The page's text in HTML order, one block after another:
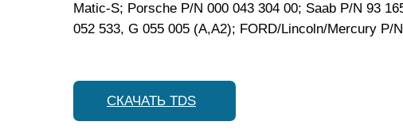
СКАЧАТЬ TDS
Matic-S; Porsche P/N 000 043 304 00; Saab P/N 93
052 533, G 055 005 (A,A2); FORD/Lincoln/Mercury P/